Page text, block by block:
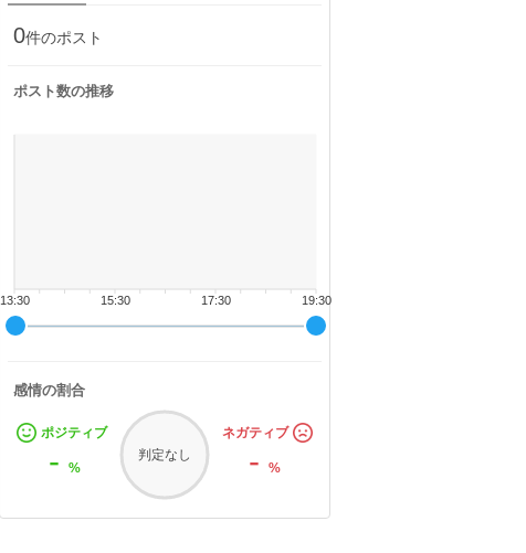
0件のポスト
ポスト数の推移
19:30
17:30
15:30
13:30
感情の割合
ポジティブ
- %
判定なし
ネガティブ
-%